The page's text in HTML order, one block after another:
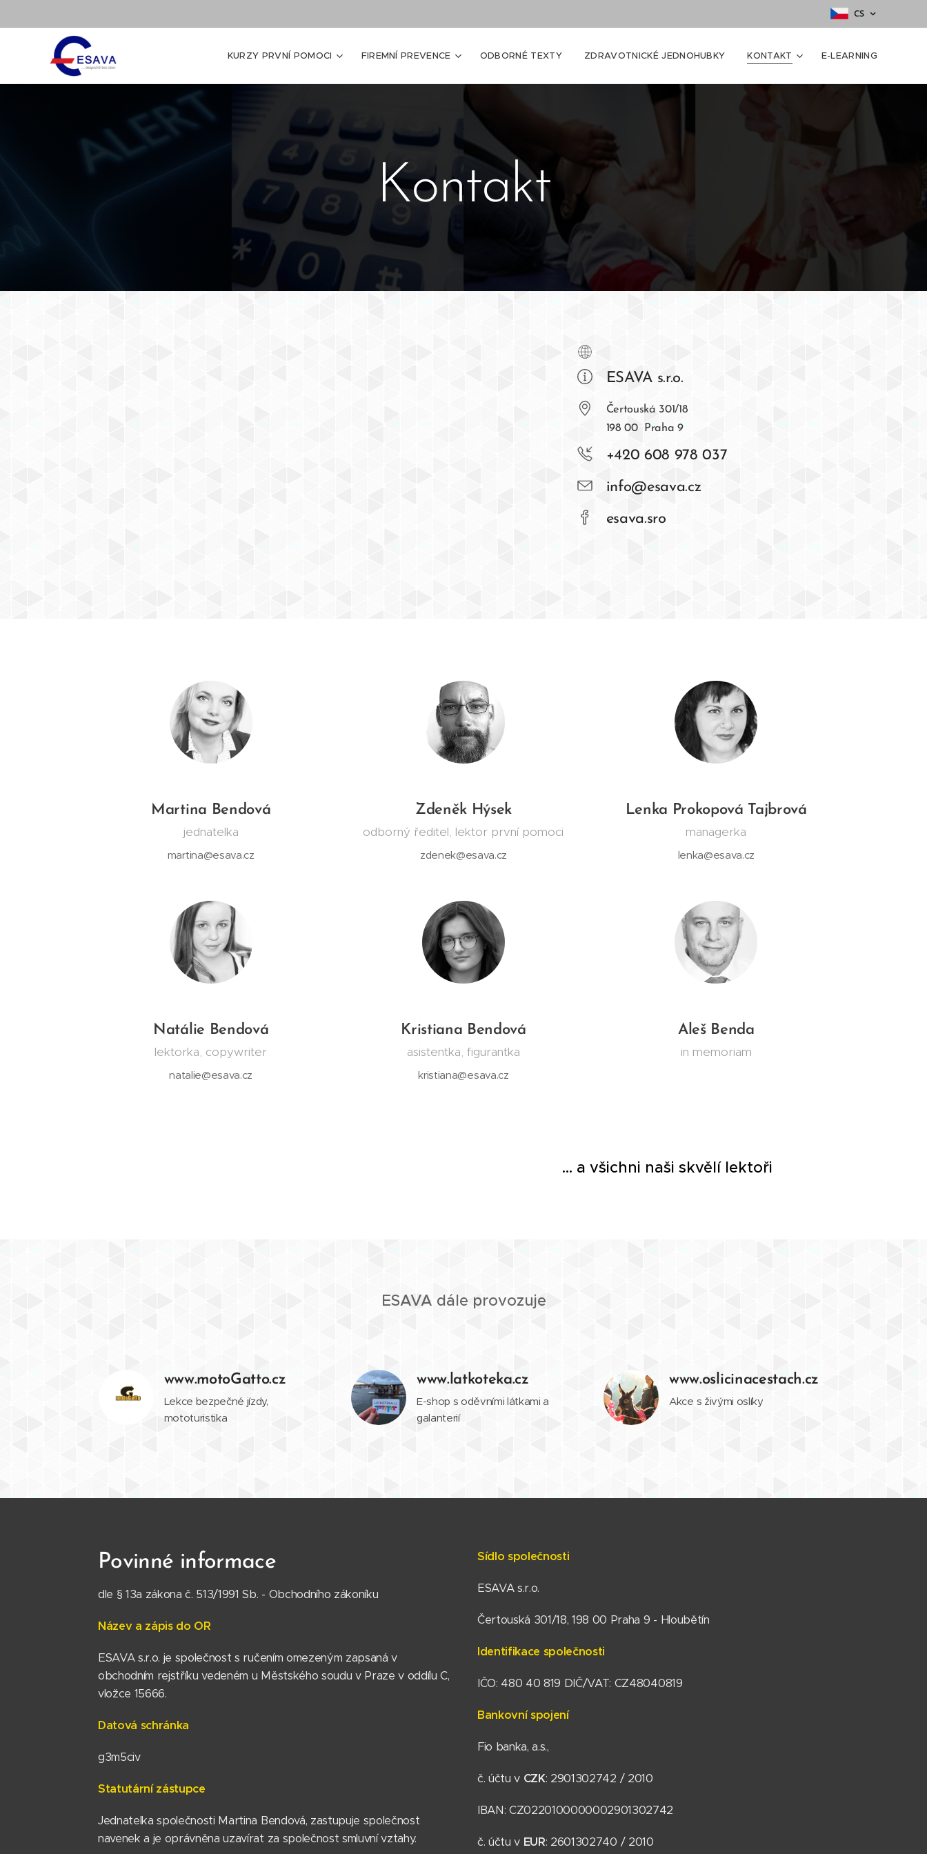
CS
KURZY PRVNÍ POMOCI FIREMNÍ PREVENCE ODBORNÉ TEXTY ZDRAVOTNICKÉ JEDNOHUBKY KONTAKT E-LEARNING
Kontakt
ESAVA s.r.o.
Čertouská 301/18
198 00 Praha 9
+420 608 978 037
info@esava.cz
esava.sro
Martina Bendová
jednatelka
martina@esava.cz
Zdeněk Hýsek
odborný ředitel, lektor první pomoci
zdenek@esava.cz
Lenka Prokopová Tajbrová
managerka
lenka@esava.cz
Natálie Bendová
lektorka, copywriter
natalie@esava.cz
Kristiana Bendová
asistentka, figurantka
kristiana@esava.cz
Aleš Benda
in memoriam
... a všichni naši skvělí lektoři
ESAVA dále provozuje
www.motoGatto.cz
Lekce bezpečné jízdy,
mototuristika
www.latkoteka.cz
E-shop s oděvními látkami a
galanterií
www.oslicinacestach.cz
Akce s živými oslíky
Povinné informace
dle § 13a zákona č. 513/1991 Sb. - Obchodního zákoníku
Název a zápis do OR
ESAVA s.r.o. je společnost s ručením omezeným zapsaná v
obchodním rejstříku vedeném u Městského soudu v Praze v oddílu C,
vložce 15666.
Datová schránka
g3m5civ
Statutární zástupce
Jednatelka společnosti Martina Bendová, zastupuje společnost
navenek a je oprávněna uzavírat za společnost smluvní vztahy.
Sídlo společnosti
ESAVA s.r.o.
Čertouská 301/18, 198 00 Praha 9 - Hloubětín
Identifikace společnosti
IČO: 480 40 819 DIČ/VAT: CZ48040819
Bankovní spojení
Fio banka, a.s.,
č. účtu v CZK: 2901302742 / 2010
IBAN: CZ0220100000002901302742
č. účtu v EUR: 2601302740 / 2010